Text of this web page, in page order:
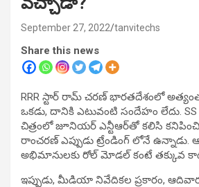
September 27, 2022 tanvitechs
Share this news
RRR స్టార్ రామ్ చరణ్ భారతదేశంలో
ఒకడు, దానికి ఎటువంటి సందేహం లేదు.
చిత్రంలో జూనియర్ ఎన్టీఆర్‌తో కలిసి
రాంచరణ్ ఎప్పుడు ట్రేండింగ్ లోనే
అభిమానులకు రోల్ మోడల్ కంటే తక్కువ
ఇప్పుడు, మీడియా నివేదికల ప్రకారం,